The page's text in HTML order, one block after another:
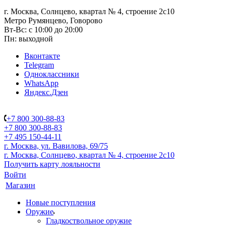
г. Москва, Солнцево, квартал № 4, строение 2с10
Метро Румянцево, Говорово
Вт-Вс: с 10:00 до 20:00
Пн: выходной
Вконтакте
Telegram
Одноклассники
WhatsApp
Яндекс.Дзен
+7 800 300-88-83
+7 800 300-88-83
+7 495 150-44-11
г. Москва, ул. Вавилова, 69/75
г. Москва, Солнцево, квартал № 4, строение 2с10
Получить карту лояльности
Войти
Магазин
Новые поступления
Оружие
Гладкоствольное оружие